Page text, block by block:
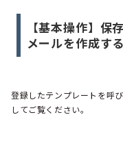
【基本操作】保
メールを作成す
登録したテンプレートを呼
してご覧ください。